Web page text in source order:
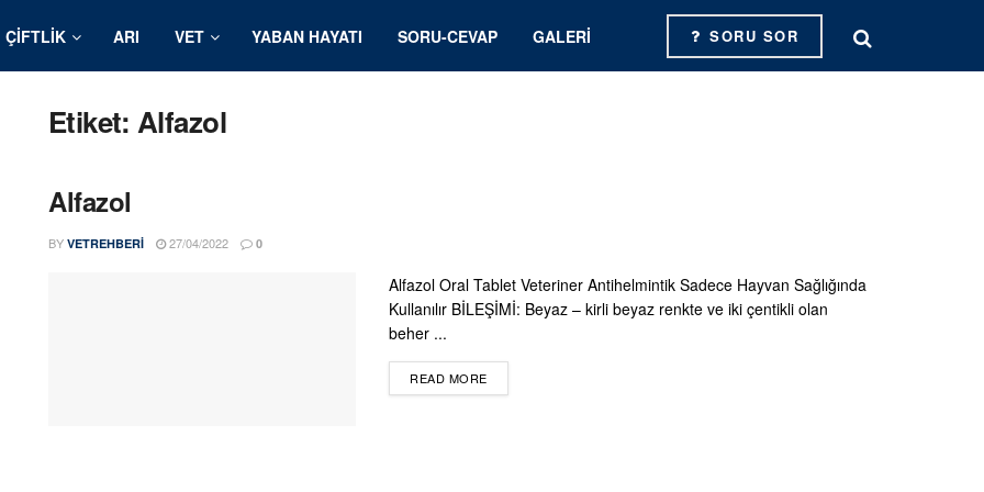
ÇIFTLIK ARI VET YABAN HAYATI SORU-CEVAP GALERI SORU SOR
Etiket: Alfazol
Alfazol
BY VETREHBERI 27/04/2022 0
Alfazol Oral Tablet Veteriner Antihelmintik Sadece Hayvan Sağlığında
Kullanılır BİLEŞİMİ: Beyaz – kirli beyaz renkte ve iki çentikli olan
beher ...
READ MOREDETAILS